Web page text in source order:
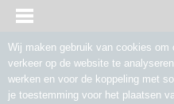
Wij maken gebruik van cookies
verkeer op de website te
werken en voor de koppeling met
je toestemming voor het plaatsen